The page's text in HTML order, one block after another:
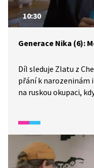
10:30
Generace Nika (6):
Díl sleduje Zlatu z
přání k narozeninám
na ruskou okupaci,
povinnost. Zlata vede
zatímco v Charkově
na vlastní natáčení.
u domovů dětí, které